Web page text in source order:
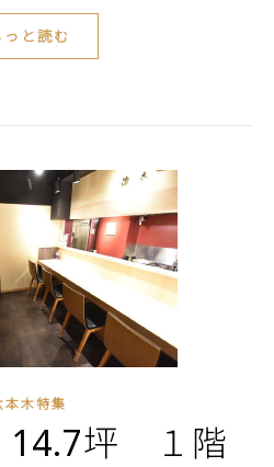
っと読む
本木特集
坪 １階